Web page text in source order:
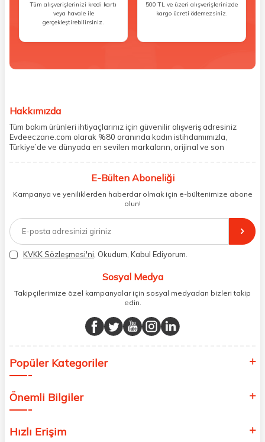
Tüm alışverişlerinizi kredi kartı
veya havale ile
gerçekleştirebilirsiniz.
500 TL ve üzeri alışverişlerinizde
kargo ücreti ödemezsiniz.
Hakkımızda
Tüm bakım ürünleri ihtiyaçlarınız için güvenilir alışveriş adresiniz
Evdeeczane.com olarak %80 oranında kadın istihdamımızla,
Türkiye’de ve dünyada en sevilen markaların, orijinal ve son
paketliyoruz. Herhangi bir durumdan dolayı olumsuz olarak geri
müşteri temsilcilerimiz aracılığı ile gerekli tüm desteği sağlıyoruz.
2017 yılından bugüne, yüzlerce marka ve binlerce ürün seçeneğini
doğrudan markalardan ya da markaların yetkili Türkiye
distribütörlerinden faturalı olarak tedarik ediyor ve müşterilerimize
aynı şekilde faturalı ve orijinal ambalajlarda gönderim sağlıyoruz.
Paketleme sürecinde geri dönüştürülebilir malzemeler kullanarak
atık oranımızı en aza indiriyor ve daha yaşanabilir bir dünya
E-Bülten Aboneliği
Kampanya ve yeniliklerden haberdar olmak için e-bültenimize abone
olun!
KVKK Sözleşmesi'ni , Okudum, Kabul Ediyorum.
Sosyal Medya
Takipçilerimize özel kampanyalar için sosyal medyadan bizleri takip
edin.
Popüler Kategoriler
Önemli Bilgiler
Hızlı Erişim